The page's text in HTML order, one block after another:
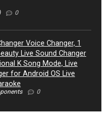
0
Voice Changer, 1
Live Sound Changer
K Song Mode, Live
for Android OS Live
0